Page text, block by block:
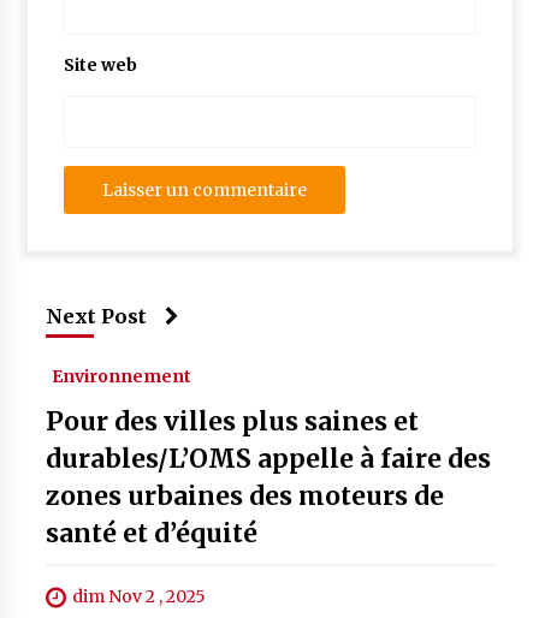
Site web
Next Post
Environnement
Pour des villes plus saines et
durables/L’OMS appelle à faire des
zones urbaines des moteurs de
santé et d’équité
dim Nov 2 , 2025